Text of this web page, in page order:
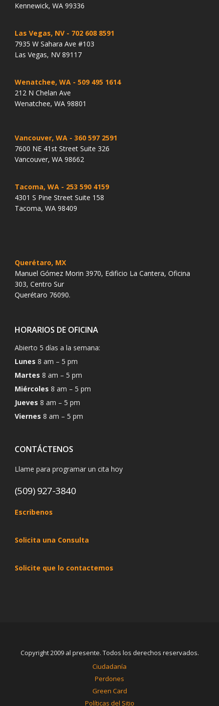
Kennewick, WA 99336
Las Vegas, NV - 702 608 8591
7935 W Sahara Ave #103
Las Vegas, NV 89117
Wenatchee, WA - 509 495 1614
212 N Chelan Ave
Wenatchee, WA 98801
Vancouver, WA - 360 597 2591
7600 NE 41st Street Suite 326
Vancouver, WA 98662
Tacoma, WA - 253 590 4159
4301 S Pine Street Suite 158
Tacoma, WA 98409
Querétaro, MX
Manuel Gómez Morin 3970, Edificio La Cantera, Oficina
303, Centro Sur
Querétaro 76090.
HORARIOS DE OFICINA
Abierto 5 días a la semana:
Lunes 8 am – 5 pm
Martes 8 am – 5 pm
Miércoles 8 am – 5 pm
Jueves 8 am – 5 pm
Viernes 8 am – 5 pm
CONTÁCTENOS
Llame para programar un cita hoy
(509) 927-3840
Escribenos
Solicita una Consulta
Solicite que lo contactemos
Copyright 2009 al presente. Todos los derechos reservados.
Ciudadanía
Perdones
Green Card
Políticas del Sitio